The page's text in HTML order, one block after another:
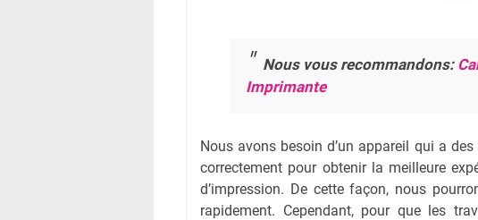
Nous vous recommandons:
Imprimante
Nous avons besoin d’un appareil qui a
correctement pour obtenir la meilleure
d’impression. De cette façon, nous
rapidement. Cependant, pour que les